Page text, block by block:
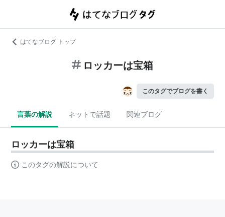
はてなブログ トップ
ロッカーは宝箱
このタグでブログを書く
言葉の解説 ネットで話題 関連ブログ
ロッカーは宝箱
このタグの解説について